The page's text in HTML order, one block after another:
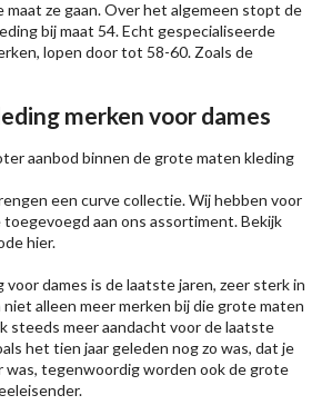
ze gaan. Over het algemeen stopt de
bij maat 54. Echt gespecialiseerde
lopen door tot 58-60. Zoals de
merken voor dames
aanbod binnen de grote maten kleding
een curve collectie. Wij hebben voor
toegevoegd aan ons assortiment. Bekijk
hier.
dames is de laatste jaren, zeer sterk in
alleen meer merken bij die grote maten
steeds meer aandacht voor de laatste
het tien jaar geleden nog zo was, dat je
was, tegenwoordig worden ook de grote